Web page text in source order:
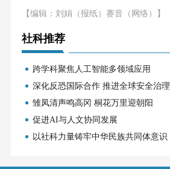
【编辑：刘娟（报纸）赛音（网络）】
社科推荐
跨学科聚焦人工智能多领域应用
深化反恐国际合作 推进全球安全治理
雏凤清声鸣高冈 桐花万里迎朝阳
促进AI与人文协同发展
以社科力量铸牢中华民族共同体意识